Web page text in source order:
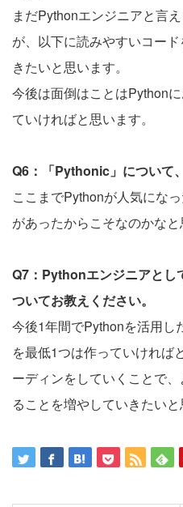
まだPythonエンジニアと言
が、以下に読みやすいコー
きたいと思います。
今後は面倒はことはPython
ていければと思います。
Q6：「Pythonic」について
ここまでPythonが人気にな
があったからこそなのかなと
Q7：Pythonエンジニアとし
ついてお教えください。
今後1年間でPythonを活用し
を最低1つは作っていければ
ーディンをしていくことで
ることを増やしていきたいと